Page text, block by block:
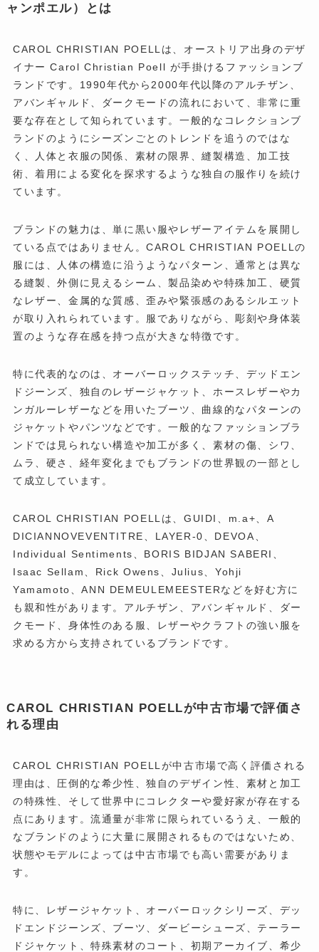
ャンポエル）とは
CAROL CHRISTIAN POELLは、オーストリア出身のデザ
イナー Carol Christian Poell が手掛けるファッションブ
ランドです。1990年代から2000年代以降のアルチザン、
アバンギャルド、ダークモードの流れにおいて、非常に重
要な存在として知られています。一般的なコレクションブ
ランドのようにシーズンごとのトレンドを追うのではな
く、人体と衣服の関係、素材の限界、縫製構造、加工技
術、着用による変化を探求するような独自の服作りを続け
ています。
ブランドの魅力は、単に黒い服やレザーアイテムを展開し
ている点ではありません。CAROL CHRISTIAN POELLの
服には、人体の構造に沿うようなパターン、通常とは異な
る縫製、外側に見えるシーム、製品染めや特殊加工、硬質
なレザー、金属的な質感、歪みや緊張感のあるシルエット
が取り入れられています。服でありながら、彫刻や身体装
置のような存在感を持つ点が大きな特徴です。
特に代表的なのは、オーバーロックステッチ、デッドエン
ドジーンズ、独自のレザージャケット、ホースレザーやカ
ンガルーレザーなどを用いたブーツ、曲線的なパターンの
ジャケットやパンツなどです。一般的なファッションブラ
ンドでは見られない構造や加工が多く、素材の傷、シワ、
ムラ、硬さ、経年変化までもブランドの世界観の一部とし
て成立しています。
CAROL CHRISTIAN POELLは、GUIDI、m.a+、A
DICIANNOVEVENTITRE、LAYER-0、DEVOA、
Individual Sentiments、BORIS BIDJAN SABERI、
Isaac Sellam、Rick Owens、Julius、Yohji
Yamamoto、ANN DEMEULEMEESTERなどを好む方に
も親和性があります。アルチザン、アバンギャルド、ダー
クモード、身体性のある服、レザーやクラフトの強い服を
求める方から支持されているブランドです。
CAROL CHRISTIAN POELLが中古市場で評価さ
れる理由
CAROL CHRISTIAN POELLが中古市場で高く評価される
理由は、圧倒的な希少性、独自のデザイン性、素材と加工
の特殊性、そして世界中にコレクターや愛好家が存在する
点にあります。流通量が非常に限られているうえ、一般的
なブランドのように大量に展開されるものではないため、
状態やモデルによっては中古市場でも高い需要がありま
す。
特に、レザージャケット、オーバーロックシリーズ、デッ
ドエンドジーンズ、ブーツ、ダービーシューズ、テーラー
ドジャケット、特殊素材のコート、初期アーカイブ、希少